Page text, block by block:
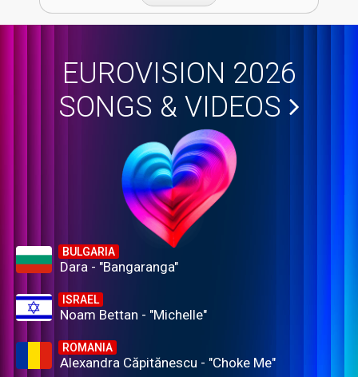
EUROVISION 2026
SONGS & VIDEOS
BULGARIA
Dara - "Bangaranga"
ISRAEL
Noam Bettan - "Michelle"
ROMANIA
Alexandra Căpitănescu - "Choke Me"